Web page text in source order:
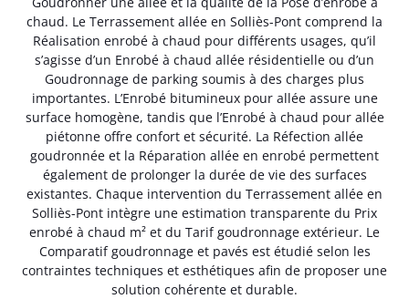
chaud. Le Terrassement allée en Solliès-Pont comprend la
Réalisation enrobé à chaud pour différents usages, qu’il
s’agisse d’un Enrobé à chaud allée résidentielle ou d’un
Goudronnage de parking soumis à des charges plus
importantes. L’Enrobé bitumineux pour allée assure une
surface homogène, tandis que l’Enrobé à chaud pour allée
piétonne offre confort et sécurité. La Réfection allée
goudronnée et la Réparation allée en enrobé permettent
également de prolonger la durée de vie des surfaces
existantes. Chaque intervention du Terrassement allée en
Solliès-Pont intègre une estimation transparente du Prix
enrobé à chaud m² et du Tarif goudronnage extérieur. Le
Comparatif goudronnage et pavés est étudié selon les
contraintes techniques et esthétiques afin de proposer une
solution cohérente et durable.